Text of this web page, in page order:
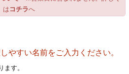
15
は コチラへ
やすい名前をご入力ください。
ます。